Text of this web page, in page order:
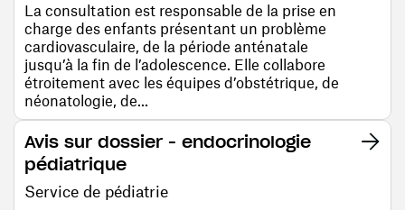
La consultation est responsable de la prise en
charge des enfants présentant un problème
cardiovasculaire, de la période anténatale
jusqu’à la fin de l’adolescence. Elle collabore
étroitement avec les équipes d’obstétrique, de
néonatologie, de...
Avis sur dossier - endocrinologie
pédiatrique
Service de pédiatrie